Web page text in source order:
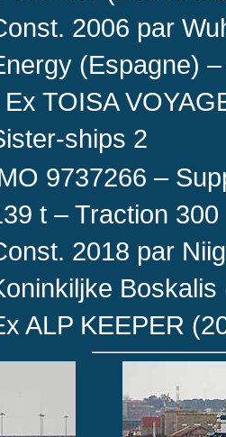
2006 par
(Espagne)
Ex TOISA
ships 2
9737266 –
t – Traction
2018 par
ALP KEEPER